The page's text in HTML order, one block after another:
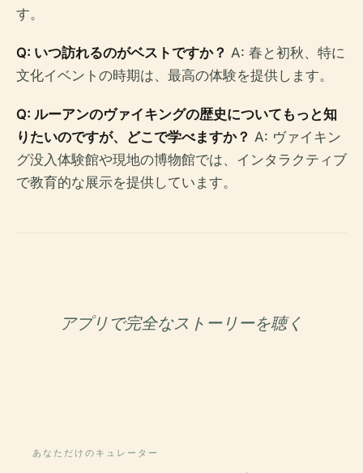
す。
Q: いつ訪れるのがベストですか？ A: 春と初秋、特に
文化イベントの時期は、最高の体験を提供します。
Q: ルーアンのヴァイキングの歴史についてもっと知
りたいのですが、どこで学べますか？ A: ヴァイキン
グ没入体験館や現地の博物館では、インタラクティブ
で教育的な展示を提供しています。
アプリで完全なストーリーを聴く
あなただけのキュレーター